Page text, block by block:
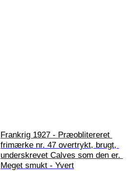
Frankrig 1927 - Præoblitereret
frimærke nr. 47 overtrykt, brugt,
underskrevet Calves som den er.
Meget smukt - Yvert